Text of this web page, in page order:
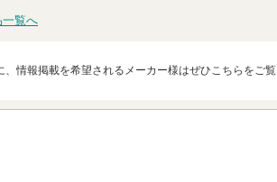
一覧へ
情報掲載を希望されるメーカー様はぜひこちらをご覧